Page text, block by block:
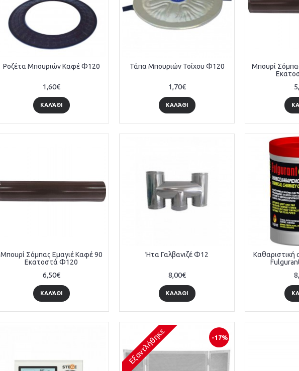
Ροζέτα Μπουριών Καφέ Φ120
1,60€
ΚΑΛΆΘΙ
Τάπα Μπουριών Τοίχου Φ120
1,70€
ΚΑΛΆΘΙ
Μπουρί
Μπουρί Σόμπας Εμαγιέ Καφέ 90
Εκατοστά Φ120
6,50€
ΚΑΛΆΘΙ
Ήτα Γαλβανιζέ Φ12
8,00€
ΚΑΛΆΘΙ
Καθαριστική
-17%
Εξαντλήθηκε